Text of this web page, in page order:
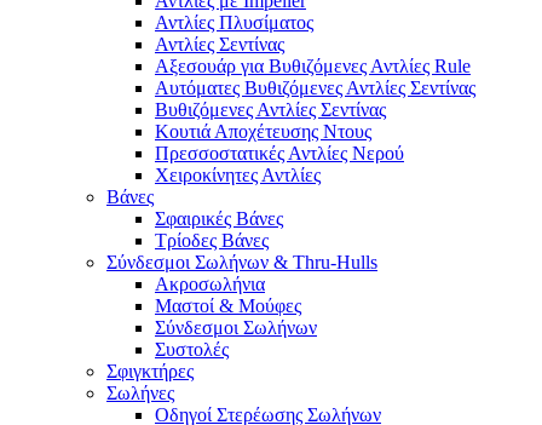
Αντλίες Πλυσίματος
Αντλίες Σεντίνας
Αξεσουάρ για Βυθιζόμενες Αντλίες Rule
Αυτόματες Βυθιζόμενες Αντλίες Σεντίνας
Βυθιζόμενες Αντλίες Σεντίνας
Κουτιά Αποχέτευσης Ντους
Πρεσσοστατικές Αντλίες Νερού
Χειροκίνητες Αντλίες
Βάνες
Σφαιρικές Βάνες
Τρίοδες Βάνες
Σύνδεσμοι Σωλήνων & Thru-Hulls
Ακροσωλήνια
Μαστοί & Μούφες
Σύνδεσμοι Σωλήνων
Συστολές
Σφιγκτήρες
Σωλήνες
Οδηγοί Στερέωσης Σωλήνων